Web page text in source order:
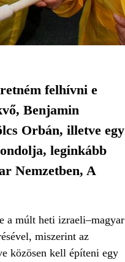
felhívni e
Benjamin
Orbán, illetve egy
leginkább
Nemzetben, A
a múlt heti izraeli–magyar
miszerint az
közösen kell építeni egy